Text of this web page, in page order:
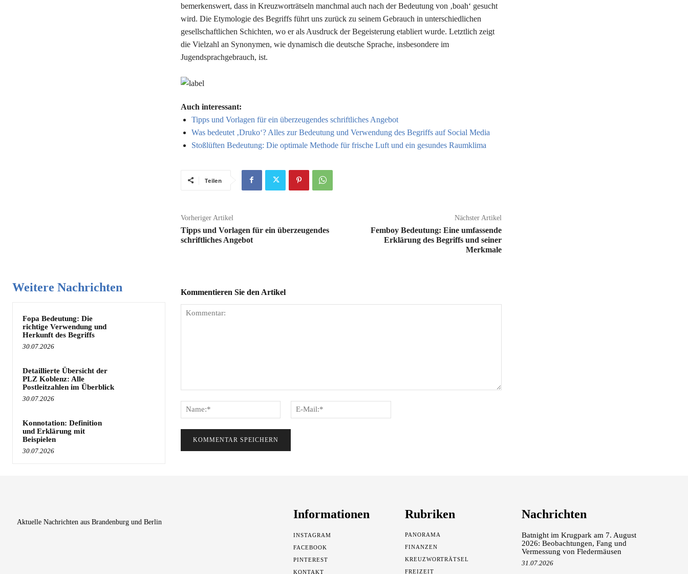
bemerkenswert, dass in Kreuzworträtseln manchmal auch nach der Bedeutung von ‚boah‘ gesucht
wird. Die Etymologie des Begriffs führt uns zurück zu seinem Gebrauch in unterschiedlichen
gesellschaftlichen Schichten, wo er als Ausdruck der Begeisterung etabliert wurde. Letztlich zeigt
die Vielzahl an Synonymen, wie dynamisch die deutsche Sprache, insbesondere im
Jugendsprachgebrauch, ist.
Auch interessant:
Tipps und Vorlagen für ein überzeugendes schriftliches Angebot
Was bedeutet ‚Druko‘? Alles zur Bedeutung und Verwendung des Begriffs auf Social Media
Stoßlüften Bedeutung: Die optimale Methode für frische Luft und ein gesundes Raumklima
Teilen
Vorheriger Artikel
Tipps und Vorlagen für ein überzeugendes
schriftliches Angebot
Nächster Artikel
Femboy Bedeutung: Eine umfassende
Erklärung des Begriffs und seiner
Merkmale
Weitere Nachrichten
Fopa Bedeutung: Die
richtige Verwendung und
Herkunft des Begriffs
30.07.2026
Detaillierte Übersicht der
PLZ Koblenz: Alle
Postleitzahlen im Überblick
30.07.2026
Konnotation: Definition
und Erklärung mit
Beispielen
30.07.2026
Kommentieren Sie den Artikel
Name:*
Mail:*
Aktuelle Nachrichten aus Brandenburg und Berlin
Informationen
INSTAGRAM
FACEBOOK
PINTEREST
KONTAKT
Rubriken
PANORAMA
FINANZEN
KREUZWORTRÄTSEL
FREIZEIT
Nachrichten
Batnight im Krugpark am 7. August
2026: Beobachtungen, Fang und
Vermessung von Fledermäusen
31.07.2026